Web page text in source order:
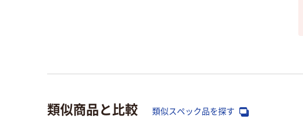
類似商品と比較 類似スペック品を探す